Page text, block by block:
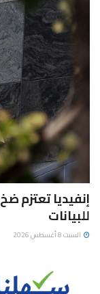
للبيانات
السبت 8 أغسطس 2026